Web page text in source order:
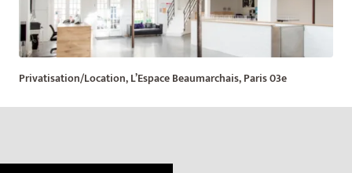
Privatisation/Location, L’Espace Beaumarchais, Paris 03e